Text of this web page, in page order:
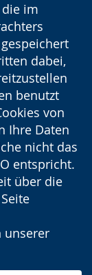
im
dabei,
benutzt
von
Ihre Daten
nicht das
entspricht.
über die
unserer